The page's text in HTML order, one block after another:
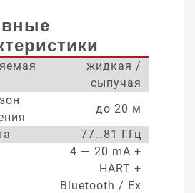
жидкая /
сыпучая
до 20 м
77…81 ГГц
4 — 20 mA +
HART +
Bluetooth / Ex